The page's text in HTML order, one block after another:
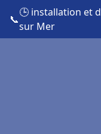
📞
🕒 installation et
sur Mer